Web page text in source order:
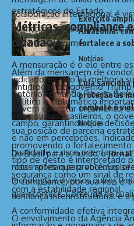
estratégicos do Estado.
Métricas, compliance
cidadão
A mensuração é o elo entre
indicadores, não há melhoria
Antônio Fernando Ribeiro
devem conectar orçamento,
campo, garantindo que
e não em percepções.
qualidade e risco orientam a
rotas antes que problemas
O compliance, por sua vez, é
confiança interinstitucional e
A conformidade efetiva
colaboração internacional é
avanço de políticas mais
combate ao crime.
Além da mensagem de
Antidrogas do governo
político e diplomático
dos policiais brasileiros, o
sua posição de parceria
promovendo o fortalecimento
tipo de gesto é interpretado
segurança como um sinal de
com a estabilidade regional.
O envolvimento da Agência
Exército
Amazônia:
fortalece a
Notícias
Lula sanciona
proteção às
combate à
Notícias
Do Brasil para o mundo, o
mais importam para você.
tecnologia e diversos outros
que acontece. Conteúdo de